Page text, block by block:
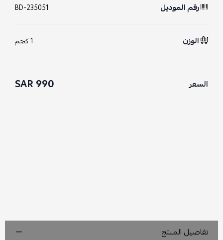
رقم الموديل BD-235051
الوزن 1 كجم
السعر 990 SAR
تفاصيل المنتج